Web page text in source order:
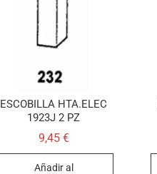
ESCOBILLA HTA.ELEC
1923J 2 PZ
9,45 €
Añadir al